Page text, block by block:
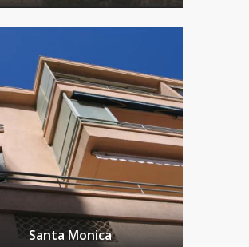
Santa Monica